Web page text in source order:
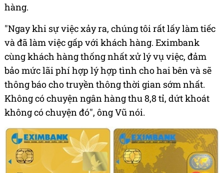
hàng.
"Ngay khi sự việc xảy ra, chúng tôi rất lấy làm tiếc
và đã làm việc gấp với khách hàng. Eximbank
cùng khách hàng thống nhất xử lý vụ việc, đảm
bảo mức lãi phí hợp lý hợp tình cho hai bên và sẽ
thông báo cho truyền thông thời gian sớm nhất.
Không có chuyện ngân hàng thu 8,8 tỉ, dứt khoát
không có chuyện đó", ông Vũ nói.